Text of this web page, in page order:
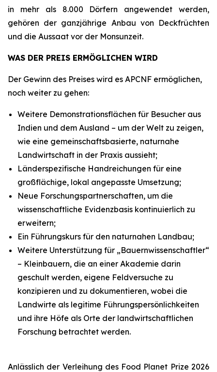
in mehr als 8.000 Dörfern angewendet werden,
gehören der ganzjährige Anbau von Deckfrüchten
und die Aussaat vor der Monsunzeit.
WAS DER PREIS ERMÖGLICHEN WIRD
Der Gewinn des Preises wird es APCNF ermöglichen,
noch weiter zu gehen:
Weitere Demonstrationsflächen für Besucher aus
Indien und dem Ausland – um der Welt zu zeigen,
wie eine gemeinschaftsbasierte, naturnahe
Landwirtschaft in der Praxis aussieht;
Länderspezifische Handreichungen für eine
großflächige, lokal angepasste Umsetzung;
Neue Forschungspartnerschaften, um die
wissenschaftliche Evidenzbasis kontinuierlich zu
erweitern;
Ein Führungskurs für den naturnahen Landbau;
Weitere Unterstützung für „Bauernwissenschaftler“
– Kleinbauern, die an einer Akademie darin
geschult werden, eigene Feldversuche zu
konzipieren und zu dokumentieren, wobei die
Landwirte als legitime Führungspersönlichkeiten
und ihre Höfe als Orte der landwirtschaftlichen
Forschung betrachtet werden.
Anlässlich der Verleihung des Food Planet Prize 2026